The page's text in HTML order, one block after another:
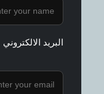
البريد الالكتروني